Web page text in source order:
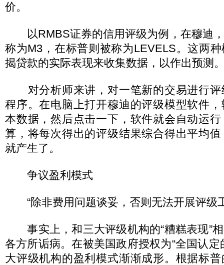
价。
以RMBS证券的信用评级为例，在穆迪，
称为M3，在标普则被称为LEVELS。这两
揭贷款的实际表现来收集数据，以作出预测
对分析师来讲，对一笔新的交易进行评
程序。在电脑上打开穆迪的评级模型软件
本数据，然后点击一下，软件就会自动运
算，将每次得出的评级结果综合得出平均
就产生了。
争议盈利模式
“除非费用问题谈妥，否则无法开展评级
事实上，和三大评级机构的“糟糕表现”
各方所诟病。在被美国政府授权为“全国认定
大评级机构的盈利模式渐渐成形。根据标